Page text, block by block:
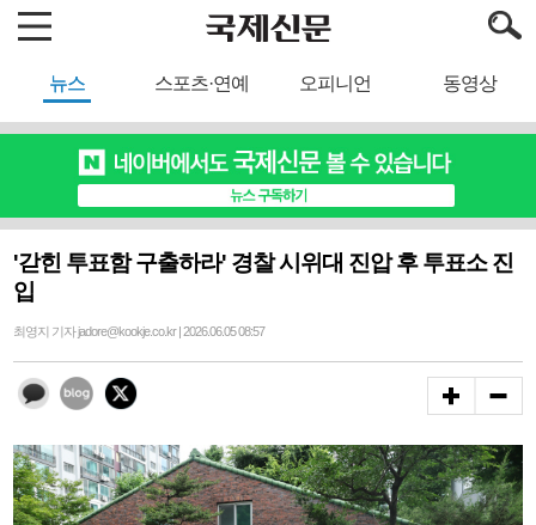
뉴스 스포츠·연예 오피니언 동영상
'갇힌 투표함 구출하라' 경찰 시위대 진압 후 투표소 진
입
최영지 기자 jadore@kookje.co.kr | 2026.06.05 08:57